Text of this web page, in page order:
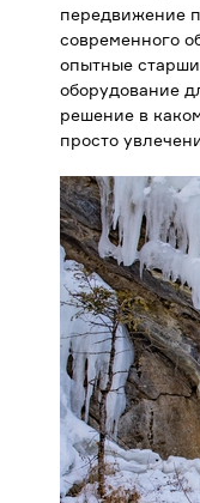
передвижение
современного
опытные
оборудование
решение в
просто